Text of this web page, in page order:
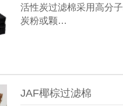
活性炭过滤棉采用高分
炭粉或颗…
JAF椰棕过滤棉